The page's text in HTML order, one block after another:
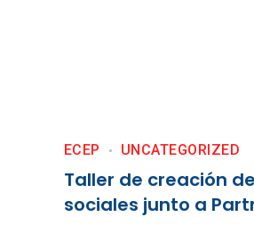
Taller de creación
sociales junto a
ECEP UNCATEGORIZED